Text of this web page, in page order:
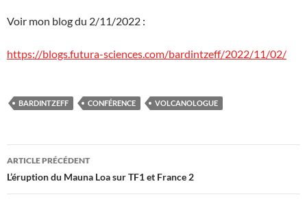
Voir mon blog du 2/11/2022 :
https://blogs.futura-sciences.com/bardintzeff/2022/11/02/
BARDINTZEFF CONFÉRENCE VOLCANOLOGUE
Navigation
des
ARTICLE PRÉCÉDENT
L’éruption du Mauna Loa sur TF1 et France 2